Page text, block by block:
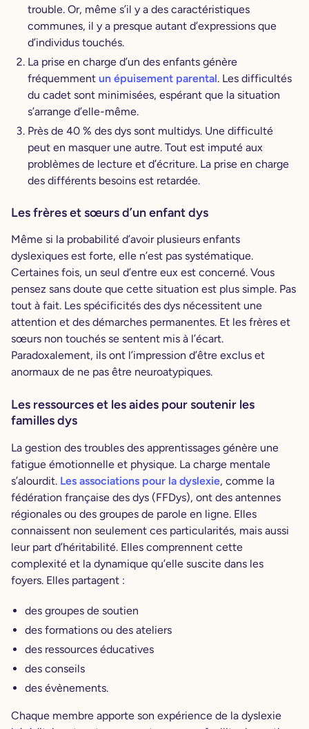
trouble. Or, même s’il y a des caractéristiques
communes, il y a presque autant d’expressions que
d’individus touchés.
La prise en charge d’un des enfants génère
fréquemment un épuisement parental. Les difficultés
du cadet sont minimisées, espérant que la situation
s’arrange d’elle-même.
Près de 40 % des dys sont multidys. Une difficulté
peut en masquer une autre. Tout est imputé aux
problèmes de lecture et d’écriture. La prise en charge
des différents besoins est retardée.
Les frères et sœurs d’un enfant dys
Même si la probabilité d’avoir plusieurs enfants
dyslexiques est forte, elle n’est pas systématique.
Certaines fois, un seul d’entre eux est concerné. Vous
pensez sans doute que cette situation est plus simple. Pas
tout à fait. Les spécificités des dys nécessitent une
attention et des démarches permanentes. Et les frères et
sœurs non touchés se sentent mis à l’écart.
Paradoxalement, ils ont l’impression d’être exclus et
anormaux de ne pas être neuroatypiques.
Les ressources et les aides pour soutenir les
familles dys
La gestion des troubles des apprentissages génère une
fatigue émotionnelle et physique. La charge mentale
s’alourdit. Les associations pour la dyslexie, comme la
fédération française des dys (FFDys), ont des antennes
régionales ou des groupes de parole en ligne. Elles
connaissent non seulement ces particularités, mais aussi
leur part d’héritabilité. Elles comprennent cette
complexité et la dynamique qu’elle suscite dans les
foyers. Elles partagent :
des groupes de soutien
des formations ou des ateliers
des ressources éducatives
des conseils
des évènements.
Chaque membre apporte son expérience de la dyslexie